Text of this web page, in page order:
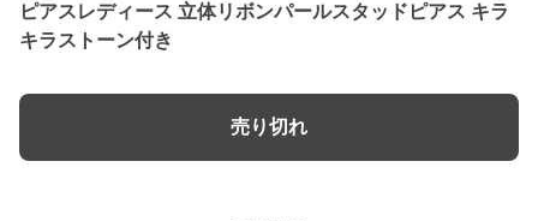
ピアスレディース 立体リボンパールスタッドピアス キラ
キラストーン付き
売り切れ